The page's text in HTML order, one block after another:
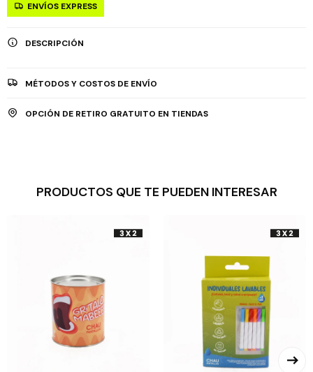
ENVÍOS EXPRESS
DESCRIPCIÓN
MÉTODOS Y COSTOS DE ENVÍO
OPCIÓN DE RETIRO GRATUITO EN TIENDAS
PRODUCTOS QUE TE PUEDEN INTERESAR